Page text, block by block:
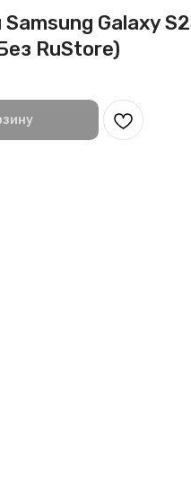
Galaxy
RuStore)